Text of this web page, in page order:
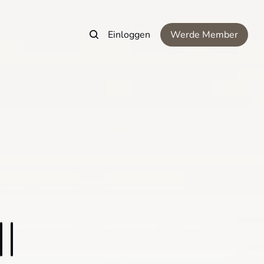
Einloggen Werde Member